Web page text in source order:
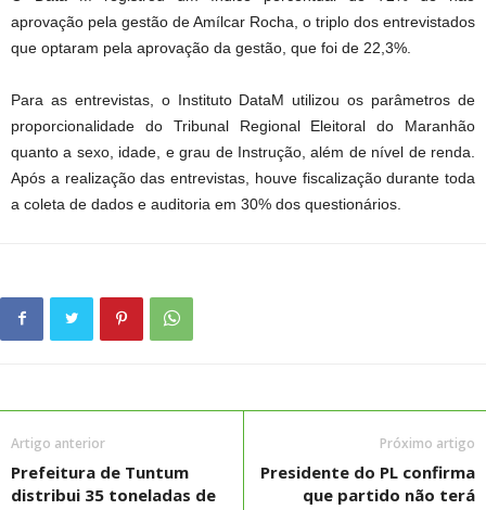
aprovação pela gestão de Amílcar Rocha, o triplo dos entrevistados
que optaram pela aprovação da gestão, que foi de 22,3%.
Para as entrevistas, o Instituto DataM utilizou os parâmetros de
proporcionalidade do Tribunal Regional Eleitoral do Maranhão
quanto a sexo, idade, e grau de Instrução, além de nível de renda.
Após a realização das entrevistas, houve fiscalização durante toda
a coleta de dados e auditoria em 30% dos questionários.
Artigo anterior
Prefeitura de Tuntum
distribui 35 toneladas de
Próximo artigo
Presidente do PL confirma
que partido não terá